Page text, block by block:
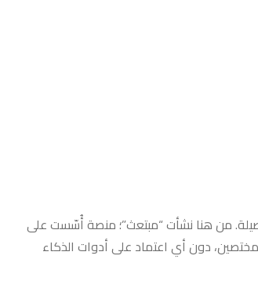
من هنا نشأت “مبتعث”؛ منصة أُسّست على
دون أي اعتماد على أدوات الذكاء